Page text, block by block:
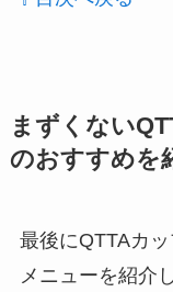
まずくない
のおすすめを
最後にQTTAカ
メニューを紹介